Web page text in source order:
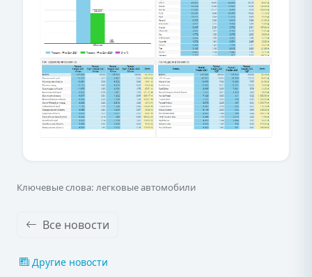
Ключевые слова: легковые автомобили
Все новости
Другие новости